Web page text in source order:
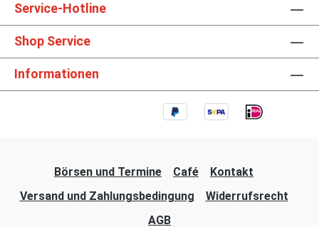
Service-Hotline
Shop Service
Informationen
Börsen und Termine Café
Kontakt
Versand und Zahlungsbedingung
Widerrufsrecht
AGB